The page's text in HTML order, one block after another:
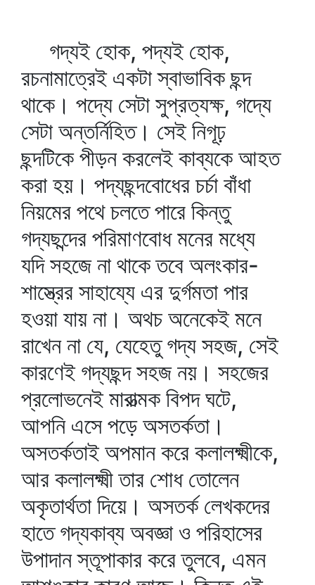
গদ্যই হোক, পদ্যই হোক,
রচনামাত্রেই একটা স্বাভাবিক ছন্দ
থাকে। পদ্যে সেটা সুপ্রত্যক্ষ, গদ্যে
সেটা অন্তর্নিহিত। সেই নিগূঢ়
ছন্দটিকে পীড়ন করলেই কাব্যকে আহত
করা হয়। পদ্যছন্দবোধের চর্চা বাঁধা
নিয়মের পথে চলতে পারে কিন্তু
গদ্যছন্দের পরিমাণবোধ মনের মধ্যে
যদি সহজে না থাকে তবে অলংকার-
শাস্ত্রের সাহায্যে এর দুর্গমতা পার
হওয়া যায় না। অথচ অনেকেই মনে
রাখেন না যে, যেহেতু গদ্য সহজ, সেই
কারণেই গদ্যছন্দ সহজ নয়। সহজের
প্রলোভনেই মারাত্মক বিপদ ঘটে,
আপনি এসে পড়ে অসতর্কতা।
অসতর্কতাই অপমান করে কলালক্ষ্মীকে,
আর কলালক্ষ্মী তার শোধ তোলেন
অকৃতার্থতা দিয়ে। অসতর্ক লেখকদের
হাতে গদ্যকাব্য অবজ্ঞা ও পরিহাসের
উপাদান স্তূপাকার করে তুলবে, এমন